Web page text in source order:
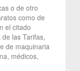
o de otro
como de
el citado
las Tarifas,
de maquinaria
médicos,